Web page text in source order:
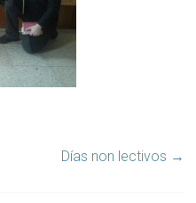
Días non lectivos →